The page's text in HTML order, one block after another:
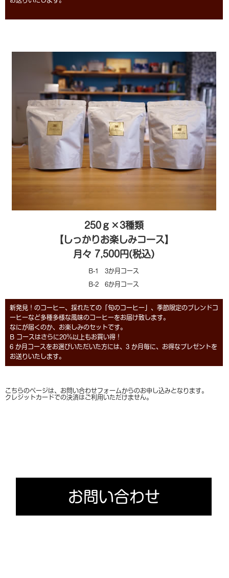
250ｇ×3種類
【しっかりお楽しみコース】
月々 7,500円(税込)
B-1 3か月コース
B-2 6か月コース
新発見！のコーヒー、採れたての「旬のコーヒー」、季節限定のブレンドコ
ーヒーなど多種多様な風味のコーヒーをお届け致します。
なにが届くのか、お楽しみのセットです。
B コースはさらに20％以上もお買い得！
6 か月コースをお選びいただいた方には、3 か月毎に、お得なプレゼントを
お送りいたします。
こちらのページは、お問い合わせフォームからのお申し込みとなります。
クレジットカードでの決済はご利用いただけません。
お問い合わせ